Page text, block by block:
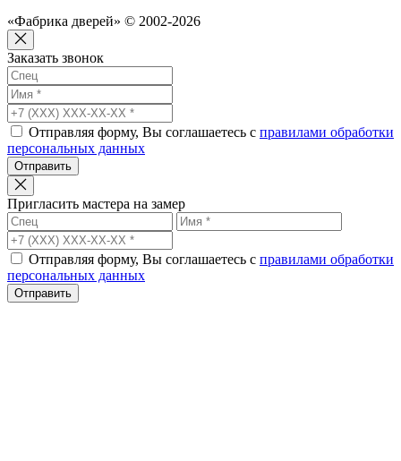
«Фабрика дверей» © 2002-2026
Заказать звонок
Отправляя форму, Вы соглашаетесь с правилами обработки
персональных данных
Отправить
Пригласить мастера на замер
Отправляя форму, Вы соглашаетесь с правилами обработки
персональных данных
Отправить